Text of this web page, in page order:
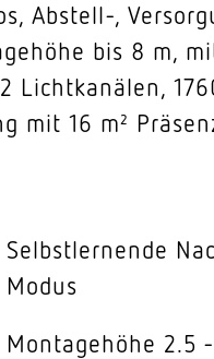
Abstell-,
bis 8 m,
Lichtkanälen,
mit 16 m²
Selbstlernende
Modus
Montagehöhe 2.5